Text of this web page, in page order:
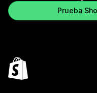
Prueba